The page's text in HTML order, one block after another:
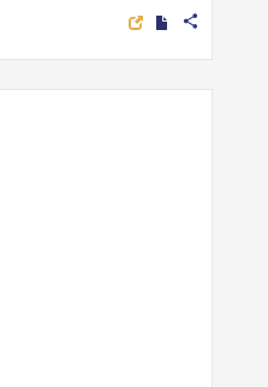
share